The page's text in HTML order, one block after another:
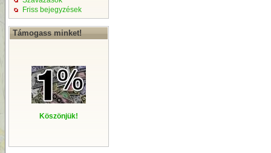
Friss bejegyzések
Támogass minket!
Köszönjük!